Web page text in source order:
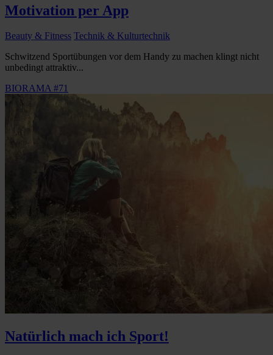
Motivation per App
Beauty & Fitness Technik & Kulturtechnik
Schwitzend Sportübungen vor dem Handy zu machen klingt nicht
unbedingt attraktiv...
BIORAMA #71
Natürlich mach ich Sport!